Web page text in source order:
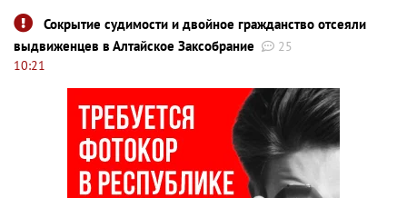
Сокрытие судимости и двойное гражданство отсеяли
выдвиженцев в Алтайское Заксобрание
25
10:21